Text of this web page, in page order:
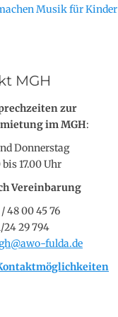
Musik für Kinder
MGH
zur
im MGH:
Donnerstag
17.00 Uhr
Vereinbarung
/ 48 00 45 76
24 29 794
fulda.de